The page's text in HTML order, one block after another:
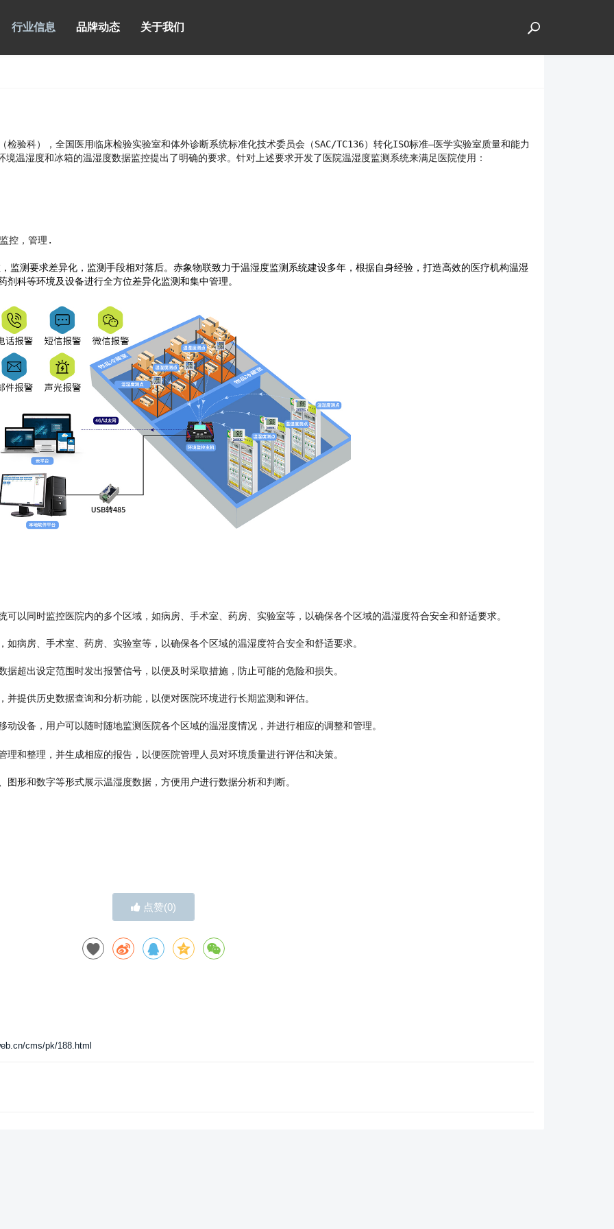
行业信息 品牌动态 关于我们
验科），全国医用临床检验实验室和体外诊断系统标准化技术委员会（SAC/TC136）转化ISO标准—医学实验室质量和能力
温湿度和冰箱的温湿度数据监控提出了明确的要求。针对上述要求开发了医院温湿度监测系统来满足医院使用：
控，管理.
监测要求差异化，监测手段相对落后。赤象物联致力于温湿度监测系统建设多年，根据自身经验，打造高效的医疗机构温湿
科等环境及设备进行全方位差异化监测和集中管理。
可以同时监控医院内的多个区域，如病房、手术室、药房、实验室等，以确保各个区域的温湿度符合安全和舒适要求。
如病房、手术室、药房、实验室等，以确保各个区域的温湿度符合安全和舒适要求。
超出设定范围时发出报警信号，以便及时采取措施，防止可能的危险和损失。
并提供历史数据查询和分析功能，以便对医院环境进行长期监测和评估。
动设备，用户可以随时随地监测医院各个区域的温湿度情况，并进行相应的调整和管理。
理和整理，并生成相应的报告，以便医院管理人员对环境质量进行评估和决策。
图形和数字等形式展示温湿度数据，方便用户进行数据分析和判断。
点赞(0)
cms/pk/188.html